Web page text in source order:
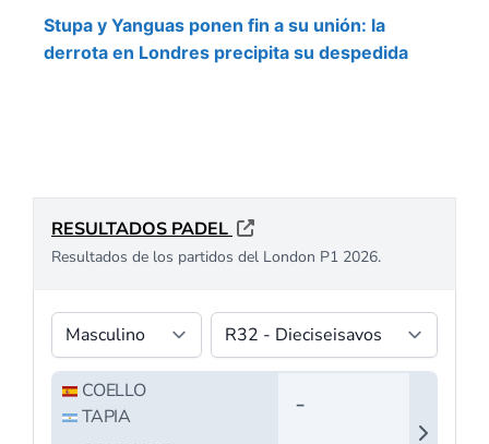
Stupa y Yanguas ponen fin a su unión: la
derrota en Londres precipita su despedida